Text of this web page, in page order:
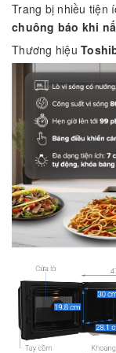
Trang bị nhiều tiện
chuông báo khi
Thương hiệu